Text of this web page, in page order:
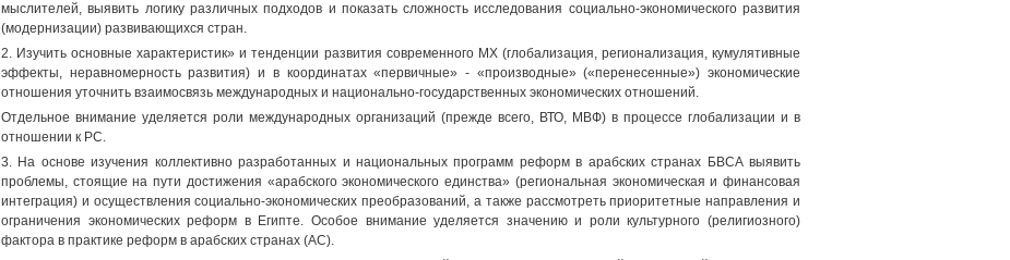
мыслителей, выявить логику различных подходов и показать сложность исследования социально-экономического развития
(модернизации) развивающихся стран.
2. Изучить основные характеристик» и тенденции развития современного МХ (глобализация, регионализация, кумулятивные
эффекты, неравномерность развития) и в координатах «первичные» - «производные» («перенесенные») экономические
отношения уточнить взаимосвязь международных и национально-государственных экономических отношений.
Отдельное внимание уделяется роли международных организаций (прежде всего, ВТО, МВФ) в процессе глобализации и в
отношении к РС.
3. На основе изучения коллективно разработанных и национальных программ реформ в арабских странах БВСА выявить
проблемы, стоящие на пути достижения «арабского экономического единства» (региональная экономическая и финансовая
интеграция) и осуществления социально-экономических преобразований, а также рассмотреть приоритетные направления и
ограничения экономических реформ в Египте. Особое внимание уделяется значению и роли культурного (религиозного)
фактора в практике реформ в арабских странах (АС).